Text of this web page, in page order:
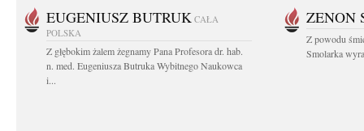
EUGENIUSZ BUTRUK CAŁA
POLSKA
Z głębokim żalem żegnamy Pana Profesora dr. hab.
n. med. Eugeniusza Butruka Wybitnego Naukowca
i...
ZENON
Z powodu
Smolarka